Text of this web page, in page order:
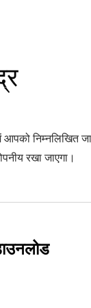
आपको निम्नलिखित
रखा जाएगा।